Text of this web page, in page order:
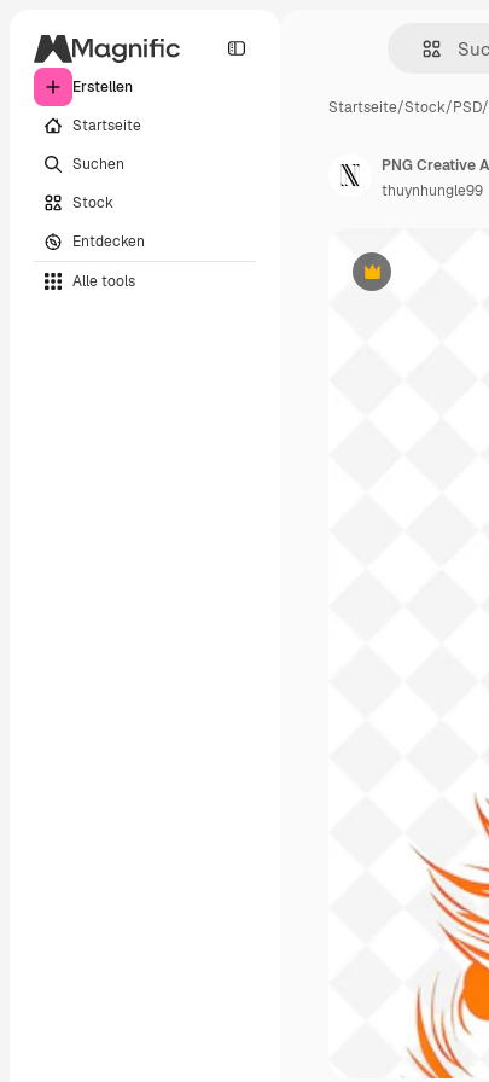
Erstellen
Startseite
Suchen
Stock
Entdecken
Alle tools
Startseite/Stock/PSD/
Premium
thuynhungle99